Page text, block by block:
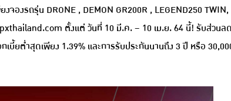
องรถรุ่น DRONE , DEMON GR200R , LEGEND250 TWIN,
ตั้งแต่ วันที่ 10 มี.ค. – 10 เม.ย. 64 นี้! รับส่วนลด
ยต่ำสุดเพียง 1.39% และการรับประกันนานถึง 3 ปี หรือ